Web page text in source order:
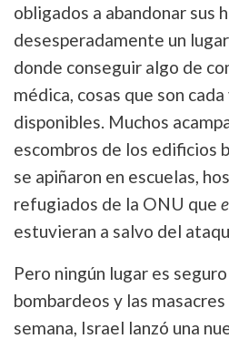
obligados a abandonar sus
desesperadamente un
donde conseguir algo de
médica, cosas que son
disponibles. Muchos
escombros de los edificios
se apiñaron en escuelas,
refugiados de la ONU que
estuvieran a salvo del
Pero ningún lugar es
bombardeos y las
semana, Israel lanzó una